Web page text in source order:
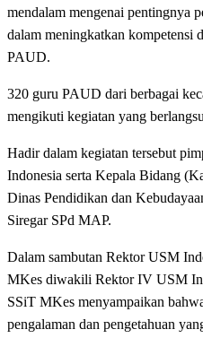
mendalam mengenai pentingnya
dalam meningkatkan kompetensi
PAUD.
320 guru PAUD dari berbagai
mengikuti kegiatan yang
Hadir dalam kegiatan tersebut
Indonesia serta Kepala Bidang
Dinas Pendidikan dan
Siregar SPd MAP.
Dalam sambutan Rektor USM
MKes diwakili Rektor IV USM
SSiT MKes menyampaikan
pengalaman dan pengetahuan